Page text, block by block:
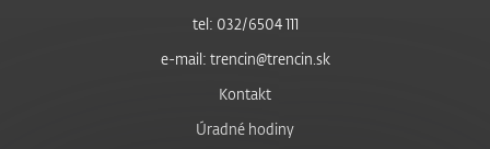
tel: 032/6504 111
e-mail: trencin@trencin.sk
Kontakt
Úradné hodiny